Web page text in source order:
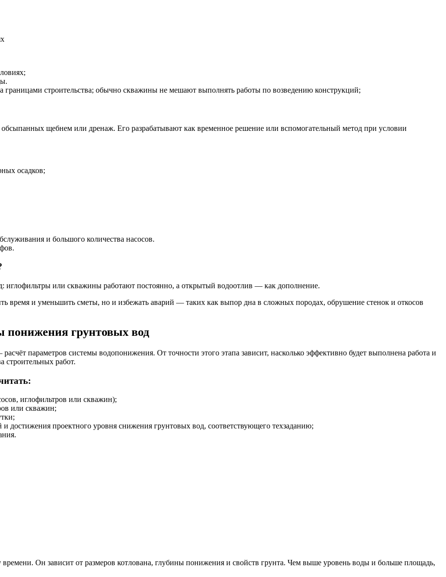
границами строительства; обычно скважины не мешают выполнять работы по возведению конструкций;
щебнем или дренаж. Его разрабатывают как временное решение или вспомогательный метод при условии
осадков;
и большого количества насосов.
иглофильтры или скважины работают постоянно, а открытый водоотлив — как дополнение.
время и уменьшить сметы, но и избежать аварий — таких как выпор дна в сложных породах, обрушение стенок и откосов
понижения грунтовых вод
параметров системы водопонижения. От точности этого этапа зависит, насколько эффективно будет выполнена работа и
строительных работ.
иглофильтров или скважин);
или скважин;
достижения проектного уровня снижения грунтовых вод, соответствующего техзаданию;
Он зависит от размеров котлована, глубины понижения и свойств грунта. Чем выше уровень воды и больше площадь,